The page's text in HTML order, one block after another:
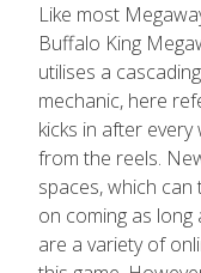
Like most
Buffalo King
utilises a cascading
mechanic, here
kicks in after
from the reels.
spaces, which can
on coming as long
are a variety of